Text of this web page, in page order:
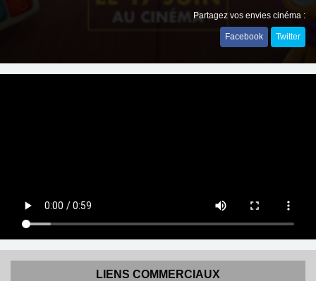
Partagez vos envies cinéma :
Facebook Twitter
LIENS COMMERCIAUX